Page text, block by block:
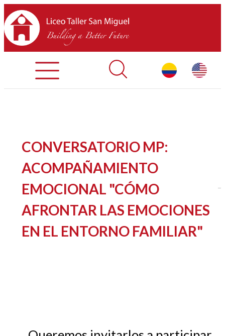
INICIO
SOBRE LTSM
SECCIONES
EQUIPO
EGRESADOS
CONVERSATORIO MP:
ACOMPAÑAMIENTO
EMOCIONAL "CÓMO
AFRONTAR LAS EMOCIONES
EN EL ENTORNO FAMILIAR"